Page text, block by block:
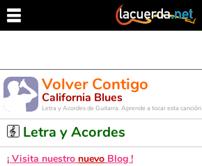
Volver Contigo
California Blues
Letra y Acordes de Guitarra. Aprende a tocar esta canción
Letra y Acordes
¡ Visita nuestro nuevo Blog !